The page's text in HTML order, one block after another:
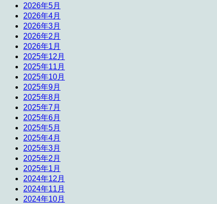
2026年5月
2026年4月
2026年3月
2026年2月
2026年1月
2025年12月
2025年11月
2025年10月
2025年9月
2025年8月
2025年7月
2025年6月
2025年5月
2025年4月
2025年3月
2025年2月
2025年1月
2024年12月
2024年11月
2024年10月